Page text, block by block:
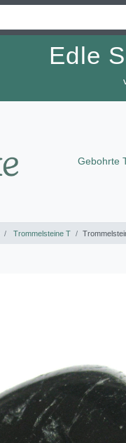
Edle
Gebohrte
Trommelsteine T